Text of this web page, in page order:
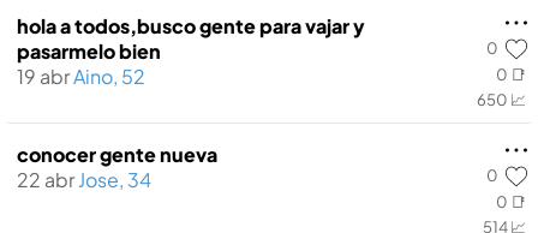
0
0 📑
650 📈
hola a todos,busco gente para vajar y
pasarmelo bien
19 abrAino, 52
0
0 📑
514 📈
conocer gente nueva
22 abrJose, 34